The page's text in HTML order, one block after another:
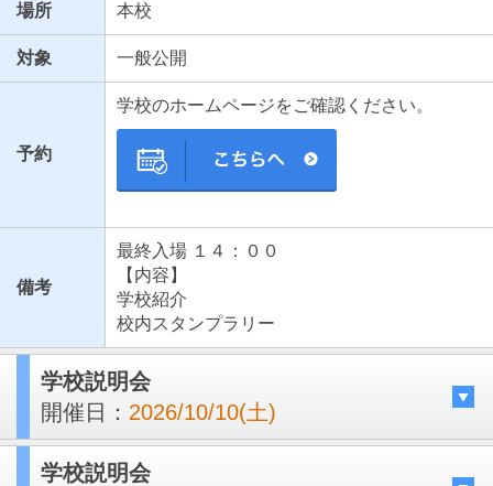
場所 本校
対象 一般公開
予約
学校のホームページをご確認ください。
備考
最終入場 １４：００
【内容】
学校紹介
校内スタンプラリー
学校説明会
開催日： 2026/10/10(土)
学校説明会